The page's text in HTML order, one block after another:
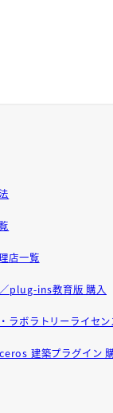
店一覧
plug-ins教育版 購入
ラボラトリーライセ
建築プラグイン